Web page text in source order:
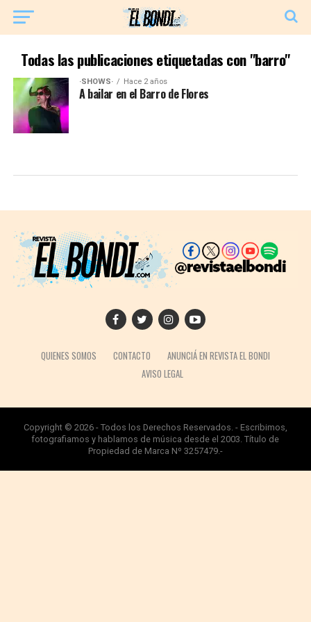
Todas las publicaciones etiquetadas con "barro"
·SHOWS· Hace 2 años
A bailar en el Barro de Flores
QUIENES SOMOS CONTACTO
ANUNCIÁ EN REVISTA EL BONDI
AVISO LEGAL
Copyright © 2026 - Todos los Derechos Reservados. - Escribimos,
fotografiamos y hablamos de música desde el 2003. Título de
Propiedad de Marca Nº 3257479.-